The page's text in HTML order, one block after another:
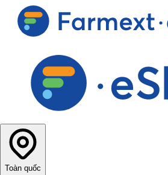
Toàn quốc